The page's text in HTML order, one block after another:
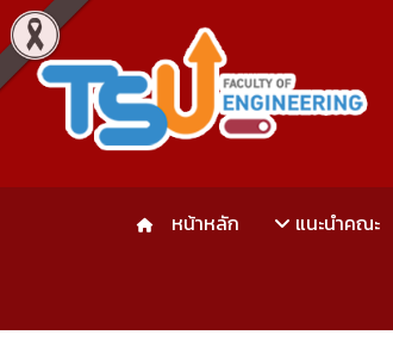
หน้าหลัก แนะนำคณะ